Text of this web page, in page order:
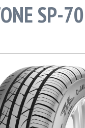
SP-